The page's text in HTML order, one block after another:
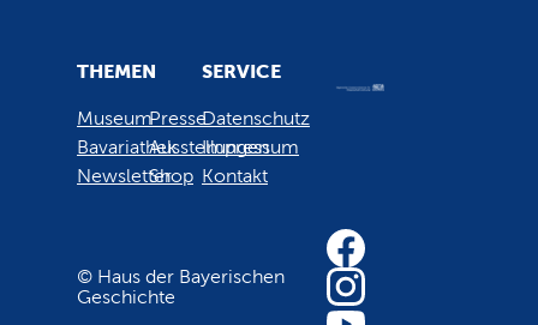
THEMEN
Museum
Bavariathek
Newsletter
Presse
Ausstellungen
Shop
SERVICE
Datenschutz
Impressum
Kontakt
© Haus der Bayerischen
Geschichte